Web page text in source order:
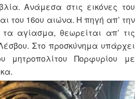
Ανάμεσα στις εικόνες του
του 16ου αιώνα. Η πηγή απ’ την
αγίασμα, θεωρείται απ’ τις
Στο προσκύνημα υπάρχει
μητροπολίτου Πορφυρίου με